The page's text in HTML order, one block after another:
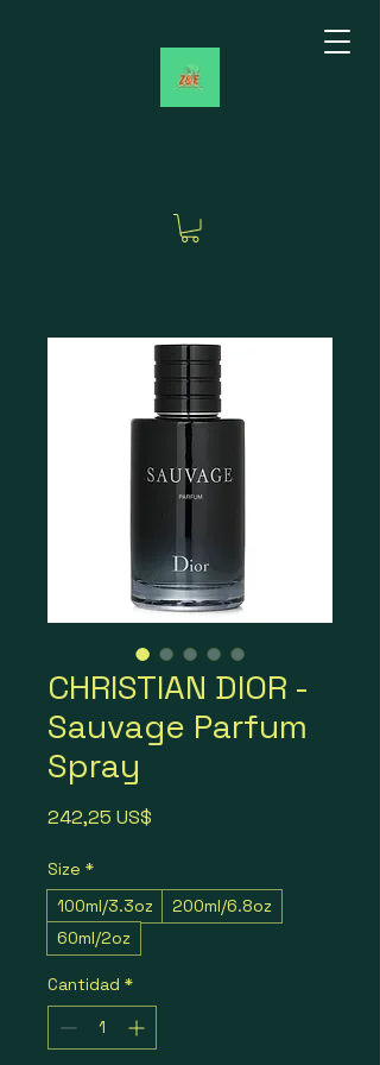
CHRISTIAN DIOR -
Sauvage Parfum
Spray
242,25 US$
Size *
100ml/3.3oz
200ml/6.8oz
60ml/2oz
Cantidad *